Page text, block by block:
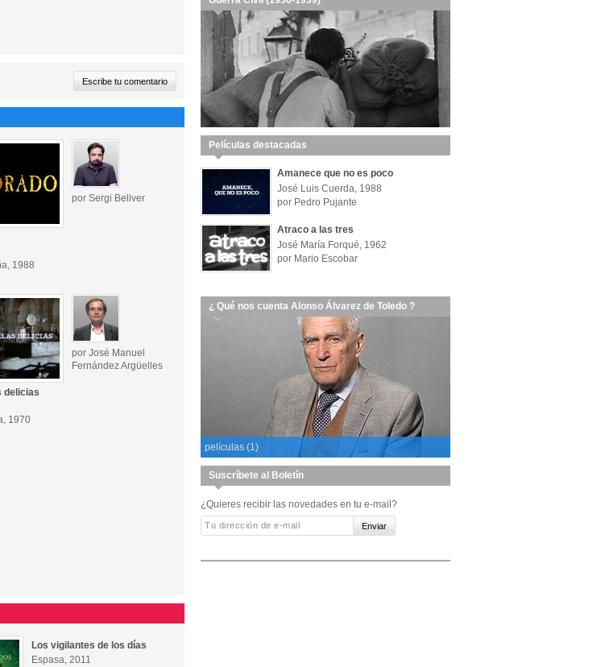
por Sergi Bellver
1988
por José Manuel
Fernández Argüelles
delicias
1970
Los vigilantes de los días
Espasa, 2011
Películas destacadas
Amanece que no es poco
José Luis Cuerda, 1988
por Pedro Pujante
Atraco a las tres
José María Forqué, 1962
por Mario Escobar
¿ Qué nos cuenta Alonso Álvarez de Toledo ?
películas (1)
Suscríbete al Boletín
¿Quieres recibir las novedades en tu e-mail?